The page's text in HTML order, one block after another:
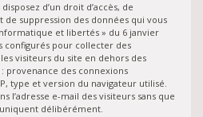
d’un droit d’accès, de
suppression des données qui vous
et libertés » du 6 janvier
configurés pour collecter des
visiteurs du site en dehors des
provenance des connexions
type et version du navigateur utilisé.
l’adresse e-mail des visiteurs sans que
délibérément.